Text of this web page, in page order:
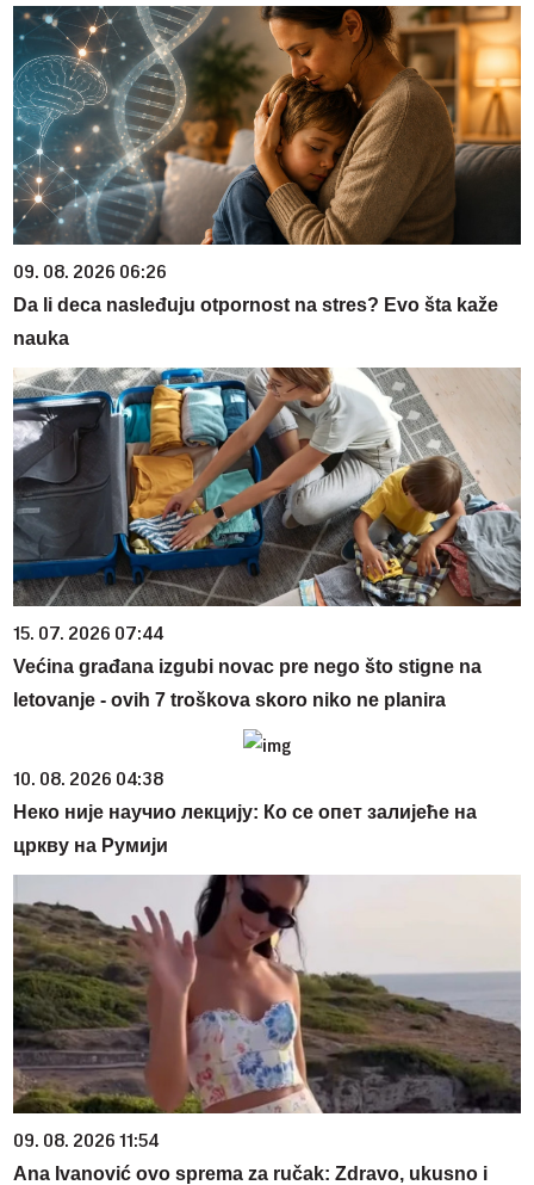
09. 08. 2026 06:26
Da li deca nasleđuju otpornost na stres? Evo šta kaže
nauka
15. 07. 2026 07:44
Većina građana izgubi novac pre nego što stigne na
letovanje - ovih 7 troškova skoro niko ne planira
10. 08. 2026 04:38
Неко није научио лекцију: Ко се опет залијеће на
цркву на Румији
09. 08. 2026 11:54
Ana Ivanović ovo sprema za ručak: Zdravo, ukusno i